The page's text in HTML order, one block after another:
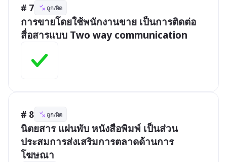
# 7 ถูก/ผิด
การขายโดยใช้พนักงานขาย เป็นการติดต่อ
สื่อสารแบบ Two way communication
# 8 ถูก/ผิด
นิตยสาร แผ่นพับ หนังสือพิมพ์ เป็นส่วน
ประสมการส่งเสริมการตลาดด้านการ
โฆษณา